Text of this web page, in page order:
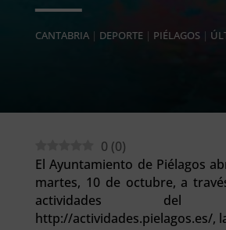
CANTABRIA| DEPORTE| PIÉLAGOS|
0 (0)
El Ayuntamiento de Piélagos
martes, 10 de octubre, a
actividades del
http://actividades.pielagos.es/,